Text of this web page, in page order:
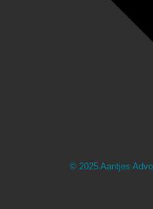
© 2025 Aantjes